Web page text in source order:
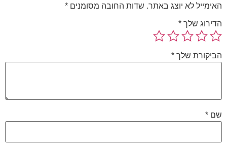
האימייל לא יוצג באתר. שדות החובה מסומנים *
הדירוג שלך *
הביקורת שלך *
שם *